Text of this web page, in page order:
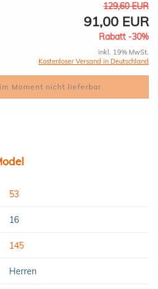
129,60 EUR
91,00 EUR
Rabatt -30%
inkl. 19% MwSt.
Kostenloser Versand in Deutschland
53
16
145
Herren